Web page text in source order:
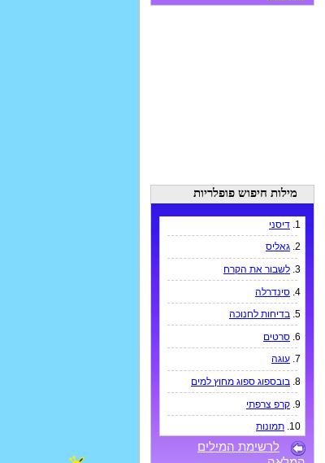
מילות חיפוש פופלריות
1. דיסני
2. גאליס
3. לשבור את הקרח
4. סינדרלה
5. בדיחות לחנוכה
6. סרטים
7. עוגה
8. בובספוג ספוג מחוץ למים
9. קרפ צרפתי
10. תמונות
לרשימת המילים